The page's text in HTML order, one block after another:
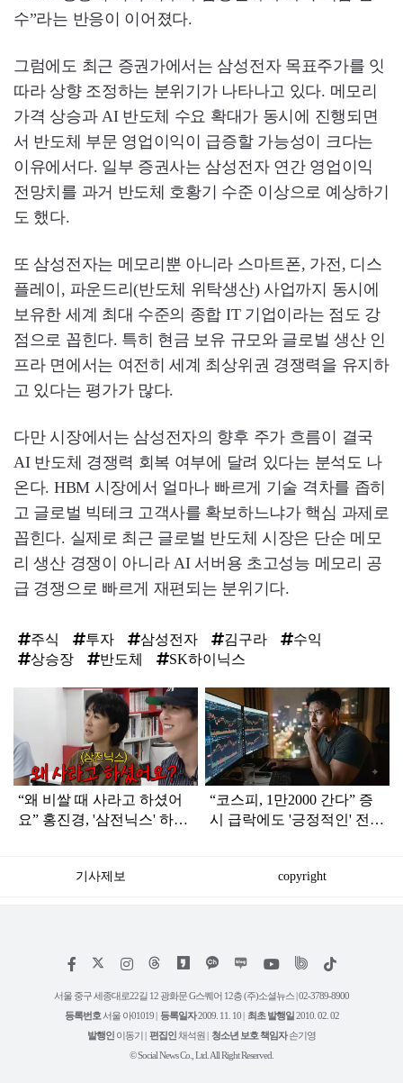
수”라는 반응이 이어졌다.
그럼에도 최근 증권가에서는 삼성전자 목표주가를 잇
따라 상향 조정하는 분위기가 나타나고 있다. 메모리
가격 상승과 AI 반도체 수요 확대가 동시에 진행되면
서 반도체 부문 영업이익이 급증할 가능성이 크다는
이유에서다. 일부 증권사는 삼성전자 연간 영업이익
전망치를 과거 반도체 호황기 수준 이상으로 예상하기
도 했다.
또 삼성전자는 메모리뿐 아니라 스마트폰, 가전, 디스
플레이, 파운드리(반도체 위탁생산) 사업까지 동시에
보유한 세계 최대 수준의 종합 IT 기업이라는 점도 강
점으로 꼽힌다. 특히 현금 보유 규모와 글로벌 생산 인
프라 면에서는 여전히 세계 최상위권 경쟁력을 유지하
고 있다는 평가가 많다.
다만 시장에서는 삼성전자의 향후 주가 흐름이 결국
AI 반도체 경쟁력 회복 여부에 달려 있다는 분석도 나
온다. HBM 시장에서 얼마나 빠르게 기술 격차를 좁히
고 글로벌 빅테크 고객사를 확보하느냐가 핵심 과제로
꼽힌다. 실제로 최근 글로벌 반도체 시장은 단순 메모
리 생산 경쟁이 아니라 AI 서버용 초고성능 메모리 공
급 경쟁으로 빠르게 재편되는 분위기다.
주식 투자 삼성전자 김구라
수익
상승장
반도체 SK하이닉스
“왜 비쌀 때 사라고 하셨어
요” 홍진경, '삼전닉스' 하락
“코스피, 1만2000 간다” 증
시 급락에도 '긍정적인' 전망
기사제보 copyright
페
스
인
타
램
위
트
유
튜
틱
서울 중구 세종대로22길 12 광화문 G스퀘어 12층 (주)소셜뉴스 | 02-3789-8900
등록번호 서울 아01019 | 등록일자2009. 11. 10 | 최초 발행일2010. 02. 02
발행인 이동기 | 편집인채석원 | 청소년 보호 책임자손기영
© Social News Co., Ltd. All Right Reserved.